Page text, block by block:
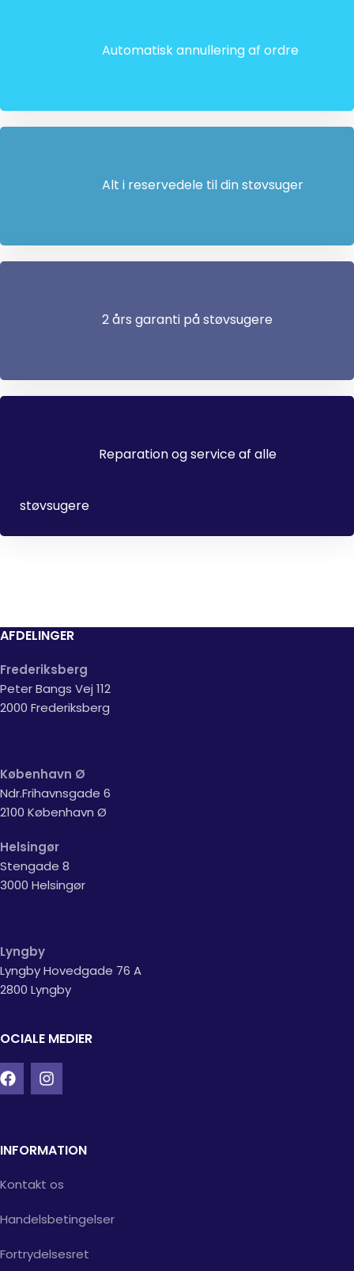
Automatisk annullering af ordre
Alt i reservedele til din støvsuger
2 års garanti på støvsugere
Reparation og service af alle
støvsugere
AFDELINGER
Frederiksberg
Peter Bangs Vej 112
2000 Frederiksberg
København Ø
Ndr.Frihavnsgade 6
2100 København Ø
Helsingør
Stengade 8
3000 Helsingør
Lyngby
Lyngby Hovedgade 76 A
2800 Lyngby
MEDIER
INFORMATION
Kontakt os
Handelsbetingelser
Fortrydelsesret